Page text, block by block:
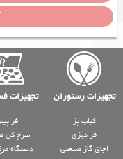
تجهیزات رستوران تجهیزات
کباب پز
فر دیزی
اجاق گاز صنعتی
فر
سرخ کن
دستگاه